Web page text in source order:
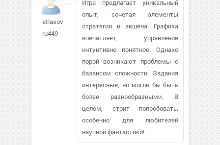
atlasov-
ru449
Игра предлагает уникальный
опыт, сочетая элементы
стратегии и экшена. Графика
впечатляет, управление
интуитивно понятное. Однако
порой возникают проблемы с
балансом сложности. Задания
интересные, но могли бы быть
более разнообразными. В
целом, стоит попробовать,
особенно для любителей
научной фантастики!